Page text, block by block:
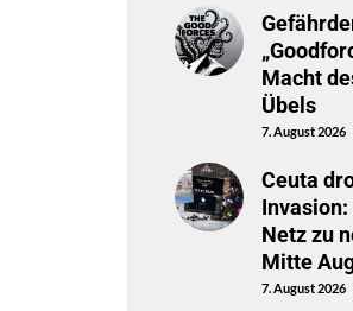
Macht
Übels
7. August 2026
Ceuta
Netz zu
Mitte
7. August 2026